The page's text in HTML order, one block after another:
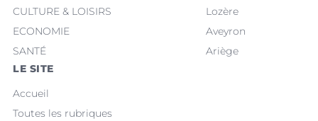
CULTURE & LOISIRS
ECONOMIE
SANTÉ
Lozère
Aveyron
Ariège
LE SITE
Accueil
Toutes les rubriques